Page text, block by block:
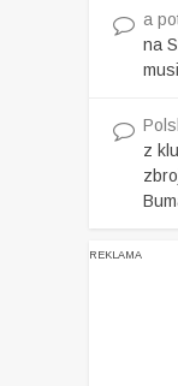
a
na
z
REKLAMA